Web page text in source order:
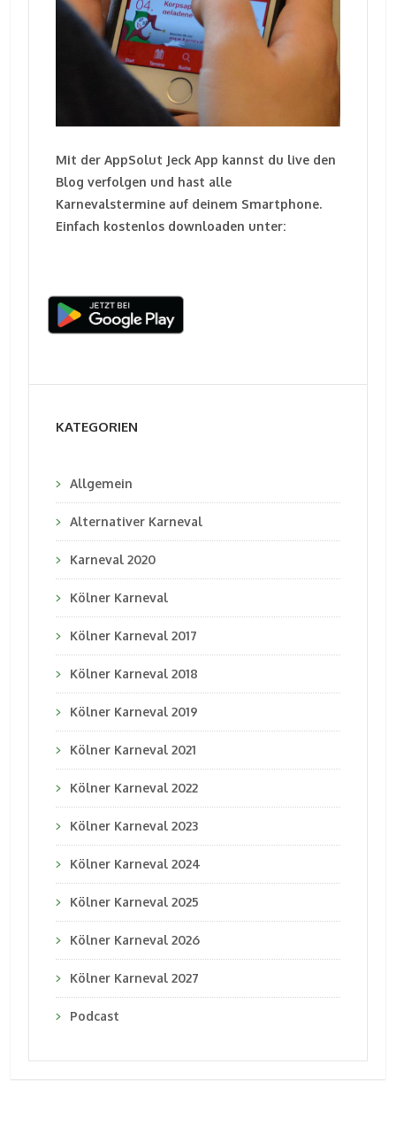
Mit der AppSolut Jeck App kannst du live den
Blog verfolgen und hast alle
Karnevalstermine auf deinem Smartphone.
Einfach kostenlos downloaden unter:
KATEGORIEN
Allgemein
Alternativer Karneval
Karneval 2020
Kölner Karneval
Kölner Karneval 2017
Kölner Karneval 2018
Kölner Karneval 2019
Kölner Karneval 2021
Kölner Karneval 2022
Kölner Karneval 2023
Kölner Karneval 2024
Kölner Karneval 2025
Kölner Karneval 2026
Kölner Karneval 2027
Podcast